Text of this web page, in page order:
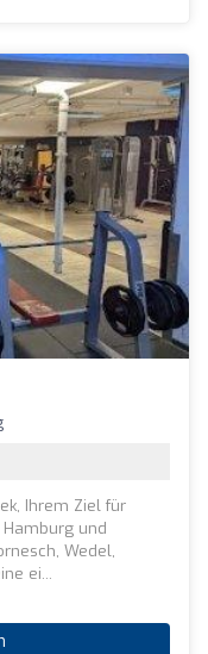
Ihrem Ziel für
und
Wedel,
ei...